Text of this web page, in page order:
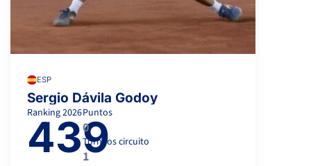
ESP
Sergio Dávila Godoy
Ranking2026
439
Puntos
0
Torneos circuito
1